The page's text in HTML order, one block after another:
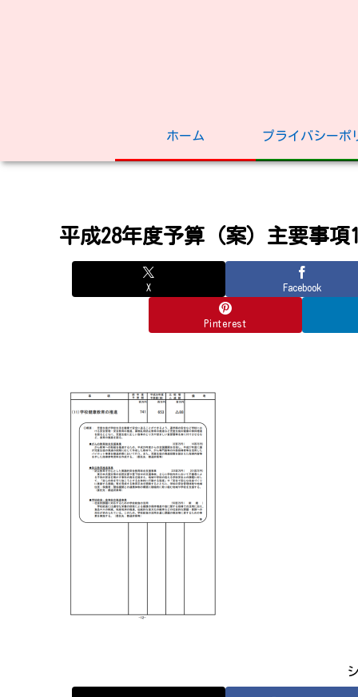
ホーム プライバシーポ
平成28年度予算（案）主要事項
X Facebook
Pinterest